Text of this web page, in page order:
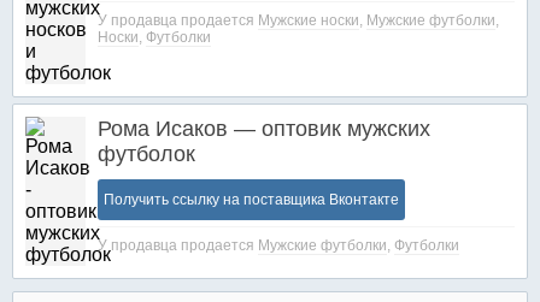
У продавца продается Мужские носки, Мужские футболки,
Носки, Футболки
Рома Исаков — оптовик мужских
футболок
Получить ссылку на поставщика Вконтакте
У продавца продается Мужские футболки, Футболки